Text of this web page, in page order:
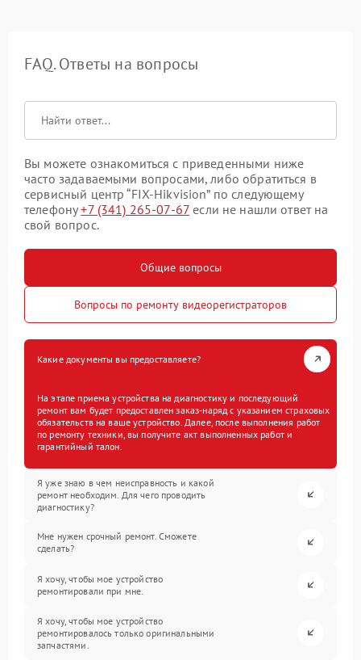
FAQ. Ответы на вопросы
Вы можете ознакомиться с приведенными ниже
часто задаваемыми вопросами, либо обратиться в
сервисный центр “FIX-Hikvision” по следующему
телефону+7 (341) 265-07-67 если не нашли ответ на
свой вопрос.
Общие вопросы
Вопросы по ремонту видеорегистраторов
Какие документы вы предоставляете?
На этапе приема устройства на диагностику и последующий
ремонт вам будет предоставлен заказ-наряд с указанием страховых
обязательств на ваше устройство. Далее, после выполнения работ
по ремонту техники, вы получите акт выполненных работ и
гарантийный талон.
Я уже знаю в чем неисправность и какой
ремонт необходим. Для чего проводить
диагностику?
Мне нужен срочный ремонт. Сможете
сделать?
Я хочу, чтобы мое устройство
ремонтировали при мне.
Я хочу, чтобы мое устройство
ремонтировалось только оригинальными
запчастями.